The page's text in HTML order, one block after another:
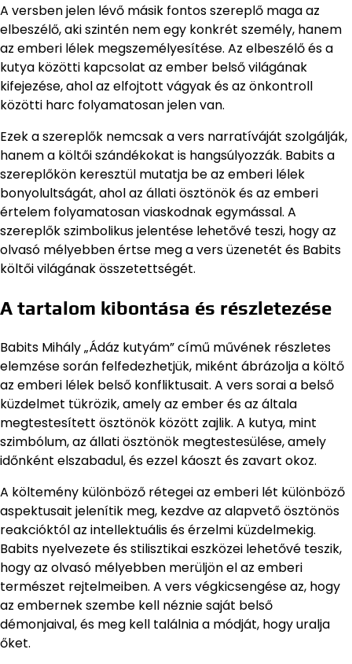
A versben jelen lévő másik fontos szereplő maga az
elbeszélő, aki szintén nem egy konkrét személy, hanem
az emberi lélek megszemélyesítése. Az elbeszélő és a
kutya közötti kapcsolat az ember belső világának
kifejezése, ahol az elfojtott vágyak és az önkontroll
közötti harc folyamatosan jelen van.
Ezek a szereplők nemcsak a vers narratíváját szolgálják,
hanem a költői szándékokat is hangsúlyozzák. Babits a
szereplőkön keresztül mutatja be az emberi lélek
bonyolultságát, ahol az állati ösztönök és az emberi
értelem folyamatosan viaskodnak egymással. A
szereplők szimbolikus jelentése lehetővé teszi, hogy az
olvasó mélyebben értse meg a vers üzenetét és Babits
költői világának összetettségét.
A tartalom kibontása és részletezése
Babits Mihály „Ádáz kutyám” című művének részletes
elemzése során felfedezhetjük, miként ábrázolja a költő
az emberi lélek belső konfliktusait. A vers sorai a belső
küzdelmet tükrözik, amely az ember és az általa
megtestesített ösztönök között zajlik. A kutya, mint
szimbólum, az állati ösztönök megtestesülése, amely
időnként elszabadul, és ezzel káoszt és zavart okoz.
A költemény különböző rétegei az emberi lét különböző
aspektusait jelenítik meg, kezdve az alapvető ösztönös
reakcióktól az intellektuális és érzelmi küzdelmekig.
Babits nyelvezete és stilisztikai eszközei lehetővé teszik,
hogy az olvasó mélyebben merüljön el az emberi
természet rejtelmeiben. A vers végkicsengése az, hogy
az embernek szembe kell néznie saját belső
démonjaival, és meg kell találnia a módját, hogy uralja
őket.